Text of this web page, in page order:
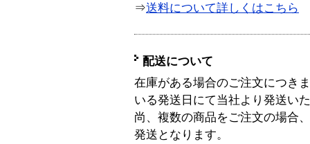
⇒送料について詳しくはこちら
配送について
在庫がある場合のご注文につき
いる発送日にて当社より発送い
尚、複数の商品をご注文の場合
発送となります。